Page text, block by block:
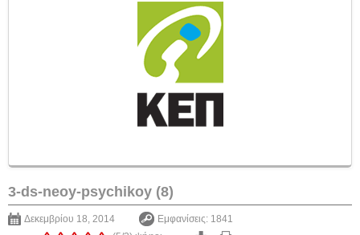
3-ds-neoy-psychikoy (8)
Δεκεμβρίου 18, 2014
Εμφανίσεις: 1841